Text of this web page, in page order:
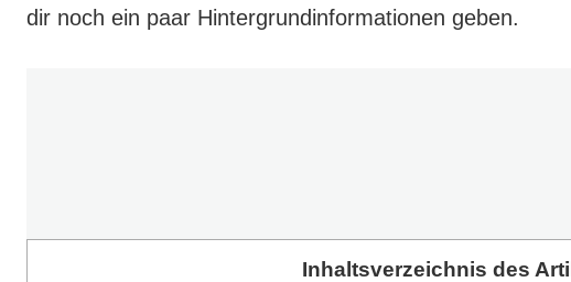
dir noch ein paar Hintergrundinformationen geben.
Inhaltsverzeichnis des